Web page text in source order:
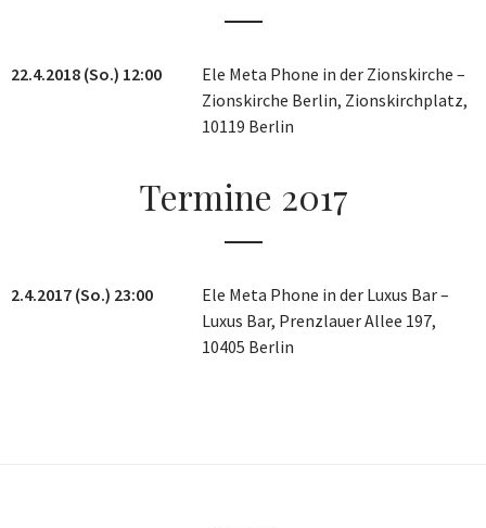
22.4.2018 (So.) 12:00
Ele Meta Phone in der Zionskirche –
Zionskirche Berlin, Zionskirchplatz,
10119 Berlin
Termine 2017
2.4.2017 (So.) 23:00
Ele Meta Phone in der Luxus Bar –
Luxus Bar, Prenzlauer Allee 197,
10405 Berlin